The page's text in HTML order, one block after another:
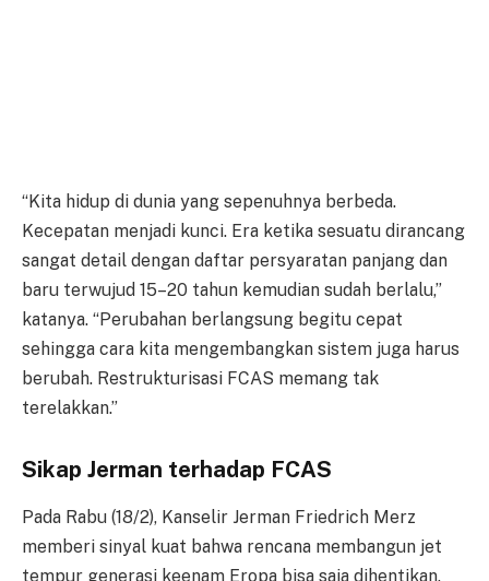
“Kita hidup di dunia yang sepenuhnya berbeda.
Kecepatan menjadi kunci. Era ketika sesuatu dirancang
sangat detail dengan daftar persyaratan panjang dan
baru terwujud 15–20 tahun kemudian sudah berlalu,”
katanya. “Perubahan berlangsung begitu cepat
sehingga cara kita mengembangkan sistem juga harus
berubah. Restrukturisasi FCAS memang tak
terelakkan.”
Sikap Jerman terhadap FCAS
Pada Rabu (18/2), Kanselir Jerman Friedrich Merz
memberi sinyal kuat bahwa rencana membangun jet
tempur generasi keenam Eropa bisa saja dihentikan.